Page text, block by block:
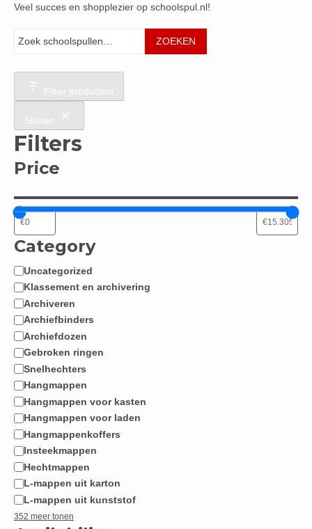
Veel succes en shopplezier op schoolspul.nl!
ZOEKEN
Filter producten
Sluiten
Filters
Price
Category
Categorie
Uncategorized
Klassement en archivering
Archiveren
Archiefbinders
Archiefdozen
Gebroken ringen
Snelhechters
Hangmappen
Hangmappen voor kasten
Hangmappen voor laden
Hangmappenkoffers
Insteekmappen
Hechtmappen
L-mappen uit karton
L-mappen uit kunststof
352 meer tonen